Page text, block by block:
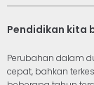
Pendidikan kita
Perubahan dalam
cepat, bahkan